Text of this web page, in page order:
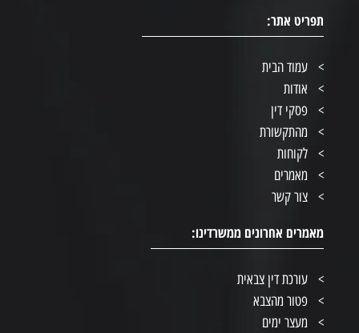
תפריט אתר:
עמוד הבית
אודות
פסקי דין
מהתקשורת
לקוחות
מאמרים
צור קשר
מאמרים אחרונים ממשרדינו:
עורכת דין צבאית
פטור מהצבא
מעצר ימים